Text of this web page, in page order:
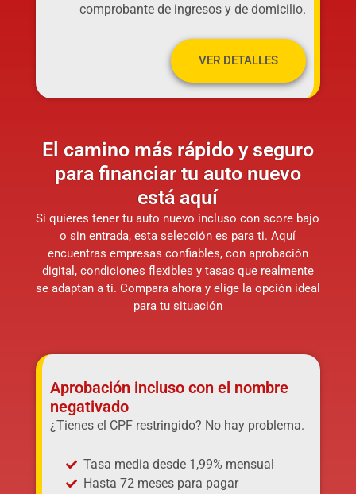
comprobante de ingresos y de domicilio.
VER DETALLES
El camino más rápido y seguro
para financiar tu auto nuevo
está aquí
Si quieres tener tu auto nuevo incluso con score bajo
o sin entrada, esta selección es para ti. Aquí
encuentras empresas confiables, con aprobación
digital, condiciones flexibles y tasas que realmente
se adaptan a ti. Compara ahora y elige la opción ideal
para tu situación
Aprobación incluso con el nombre
negativado
¿Tienes el CPF restringido? No hay problema.
Tasa media desde 1,99% mensual
Hasta 72 meses para pagar